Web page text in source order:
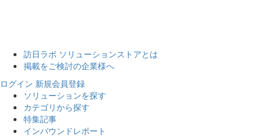
訪日ラボ ソリューションストアとは
掲載をご検討の企業様へ
ログイン 新規会員登録
ソリューションを探す
カテゴリから探す
特集記事
インバウンドレポート